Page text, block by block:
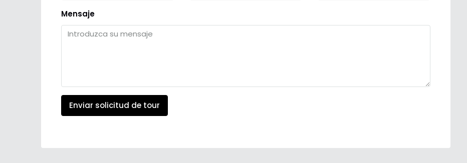
Mensaje
Enviar solicitud de tour